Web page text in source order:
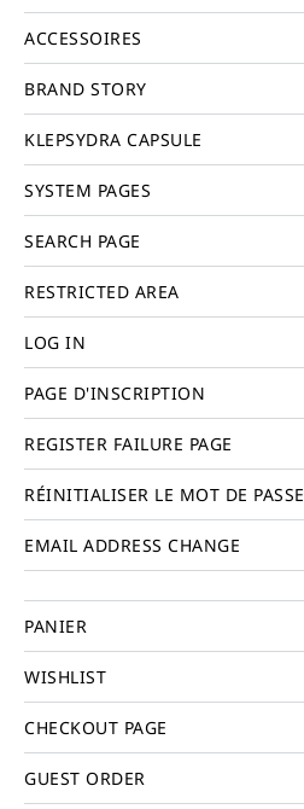
ACCESSOIRES
BRAND STORY
KLEPSYDRA CAPSULE
SYSTEM PAGES
SEARCH PAGE
RESTRICTED AREA
LOG IN
PAGE D'INSCRIPTION
REGISTER FAILURE PAGE
RÉINITIALISER LE MOT DE PASSE
EMAIL ADDRESS CHANGE
PANIER
WISHLIST
CHECKOUT PAGE
GUEST ORDER